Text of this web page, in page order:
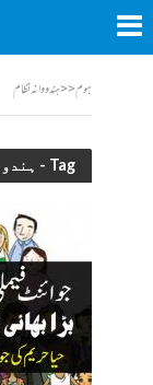
ہوم<<ہندووانہ نظام
Tag - ہندووانہ نظام